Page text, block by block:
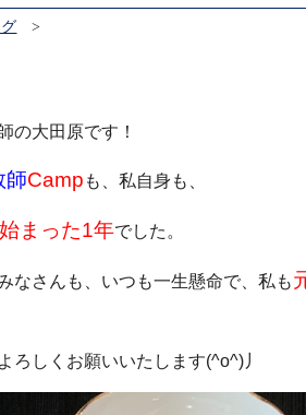
>
の大田原です！
師Camp も、私自身も、
まった1年でした。
なさんも、いつも一生懸命で、私も
ろしくお願いいたします(^o^)丿